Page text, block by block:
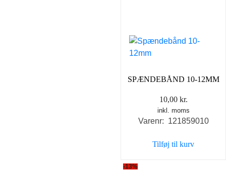
SPÆNDEBÅND 10-12MM
10,00 kr.
inkl. moms
Varenr: 121859010
Tilføj til kurv
-13%